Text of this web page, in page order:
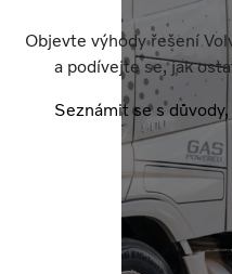
Objevte výhody řešení
a podívejte se, jak
Seznámit se s